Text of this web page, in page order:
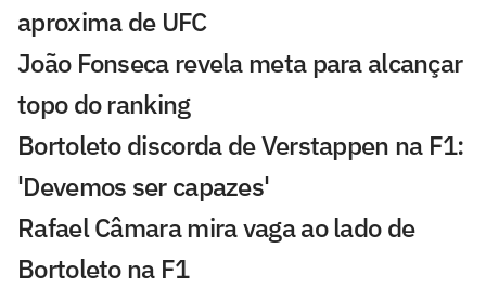
aproxima de UFC
João Fonseca revela meta para alcançar
topo do ranking
Bortoleto discorda de Verstappen na F1:
'Devemos ser capazes'
Rafael Câmara mira vaga ao lado de
Bortoleto na F1